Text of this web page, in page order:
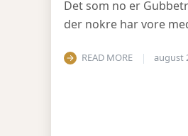
Det som no er
der nokre har vore
READ MORE august